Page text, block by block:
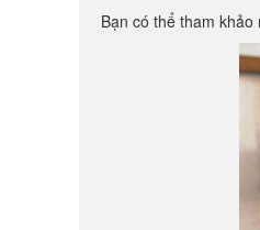
Bạn có thể tham khảo